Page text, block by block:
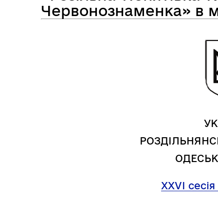
Засідання виконавчого
комітету
Червонознаменка» в
XXVІ сесія